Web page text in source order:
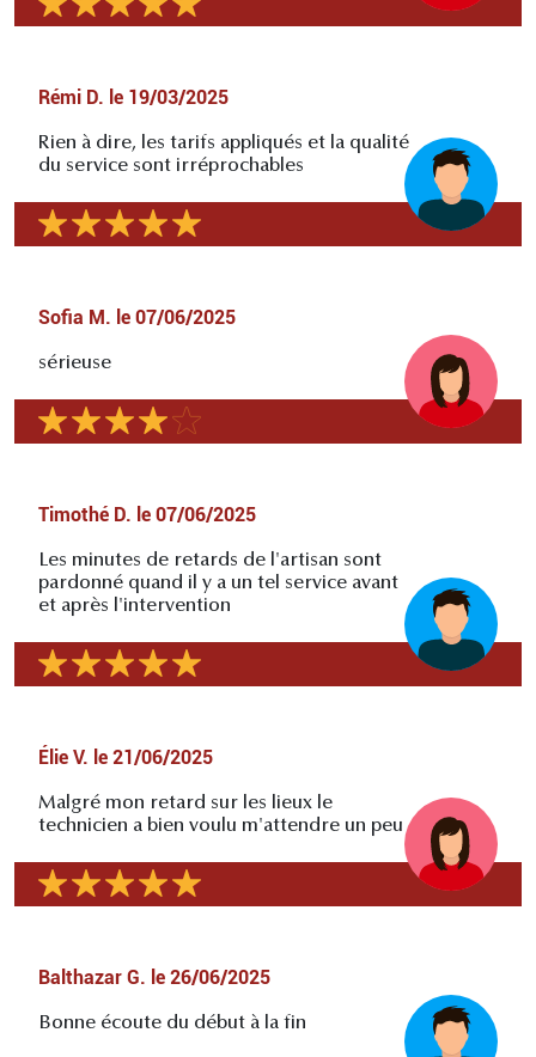
Rémi D. le 19/03/2025
Rien à dire, les tarifs appliqués et la qualité
du service sont irréprochables
Sofia M. le 07/06/2025
sérieuse
Timothé D. le 07/06/2025
Les minutes de retards de l'artisan sont
pardonné quand il y a un tel service avant
et après l'intervention
Élie V. le 21/06/2025
Malgré mon retard sur les lieux le
technicien a bien voulu m'attendre un peu
Balthazar G. le 26/06/2025
Bonne écoute du début à la fin